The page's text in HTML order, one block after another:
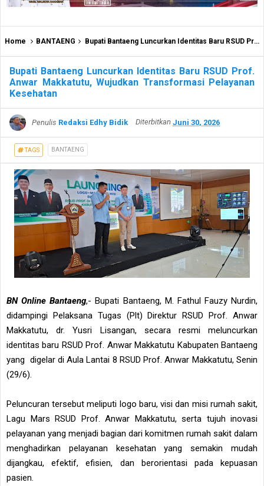
Home BANTAENG Bupati Bantaeng Luncurkan Identitas Baru RSUD Prof. Anwar Makkatutu, Wujudkan Transformasi Pelayanan Kesehatan
Bupati Bantaeng Luncurkan Identitas Baru RSUD Prof.
Anwar Makkatutu, Wujudkan Transformasi Pelayanan
Kesehatan
Penulis Redaksi Edhy Bidik Diterbitkan Juni 30, 2026
TAGS BANTAENG
BN Online Bantaeng,- Bupati Bantaeng, M. Fathul Fauzy Nurdin,
didampingi Pelaksana Tugas (Plt) Direktur RSUD Prof. Anwar
Makkatutu, dr. Yusri Lisangan, secara resmi meluncurkan
identitas baru RSUD Prof. Anwar Makkatutu Kabupaten Bantaeng
yang digelar di Aula Lantai 8 RSUD Prof. Anwar Makkatutu, Senin
(29/6).
Peluncuran tersebut meliputi logo baru, visi dan misi rumah sakit,
Lagu Mars RSUD Prof. Anwar Makkatutu, serta tujuh inovasi
pelayanan yang menjadi bagian dari komitmen rumah sakit dalam
menghadirkan pelayanan kesehatan yang semakin mudah
dijangkau, efektif, efisien, dan berorientasi pada kepuasan
pasien.